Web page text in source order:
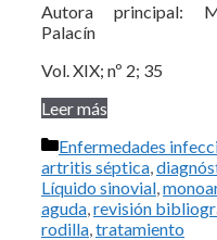
Autora principal:
Palacín
Vol. XIX; nº 2; 35
Leer más
Categorías
Enfermedades
artritis séptica,
Líquido sinovial,
aguda,revisión
rodilla,tratamiento